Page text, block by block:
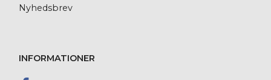
Nyhedsbrev
INFORMATIONER